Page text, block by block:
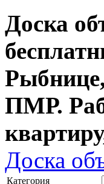
Доска
ПМР.
Доска
Категория